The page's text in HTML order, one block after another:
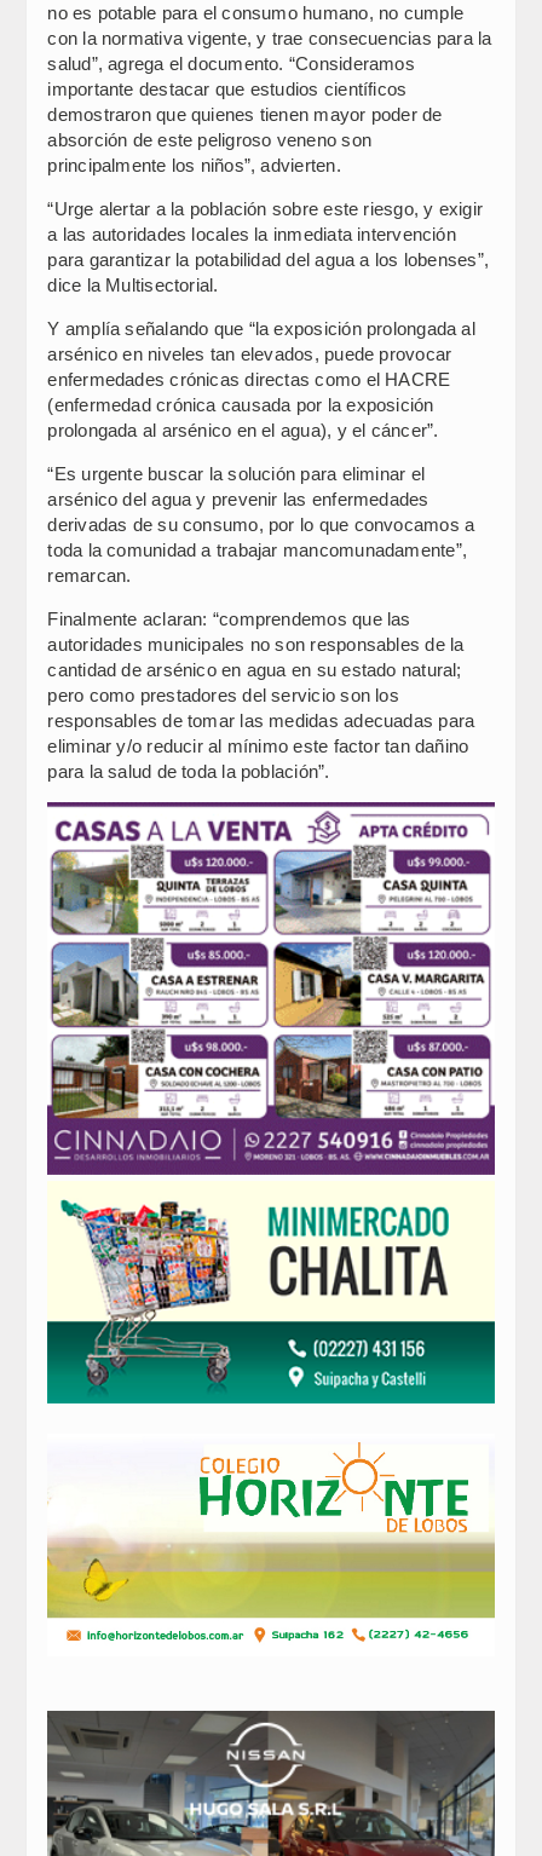
no es potable para el consumo humano, no cumple
con la normativa vigente, y trae consecuencias para la
salud”, agrega el documento. “Consideramos
importante destacar que estudios científicos
demostraron que quienes tienen mayor poder de
absorción de este peligroso veneno son
principalmente los niños”, advierten.
“Urge alertar a la población sobre este riesgo, y exigir
a las autoridades locales la inmediata intervención
para garantizar la potabilidad del agua a los lobenses”,
dice la Multisectorial.
Y amplía señalando que “la exposición prolongada al
arsénico en niveles tan elevados, puede provocar
enfermedades crónicas directas como el HACRE
(enfermedad crónica causada por la exposición
prolongada al arsénico en el agua), y el cáncer”.
“Es urgente buscar la solución para eliminar el
arsénico del agua y prevenir las enfermedades
derivadas de su consumo, por lo que convocamos a
toda la comunidad a trabajar mancomunadamente”,
remarcan.
Finalmente aclaran: “comprendemos que las
autoridades municipales no son responsables de la
cantidad de arsénico en agua en su estado natural;
pero como prestadores del servicio son los
responsables de tomar las medidas adecuadas para
eliminar y/o reducir al mínimo este factor tan dañino
para la salud de toda la población”.